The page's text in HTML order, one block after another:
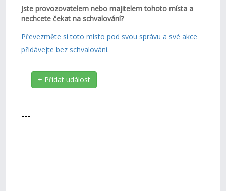
Jste provozovatelem nebo majitelem tohoto místa a
nechcete čekat na schvalování?
Převezměte si toto místo pod svou správu a své akce
přidávejte bez schvalování.
+ Přidat událost
---